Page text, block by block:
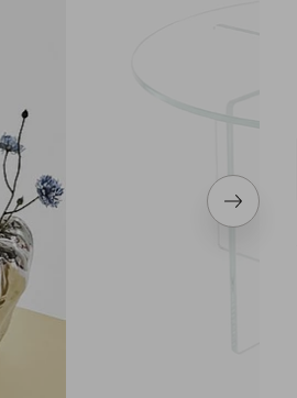
Neste
produkt